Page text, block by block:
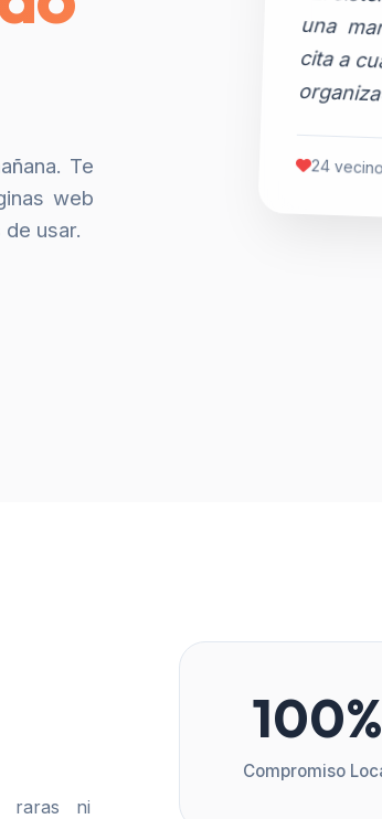
Te
web
usar.
24
raras ni
100%
Compromiso